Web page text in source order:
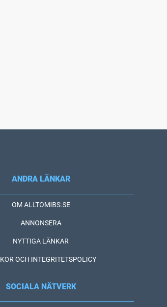
ANDRA LÄNKAR
OM ALLTOMIBS.SE
ANNONSERA
NYTTIGA LÄNKAR
OCH INTEGRITETSPOLICY
SOCIALA NÄTVERK